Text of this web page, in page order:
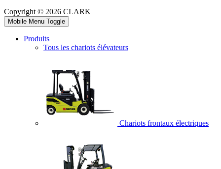
Copyright © 2026 CLARK
Mobile Menu Toggle
Produits
Tous les chariots élévateurs
Chariots frontaux électriques